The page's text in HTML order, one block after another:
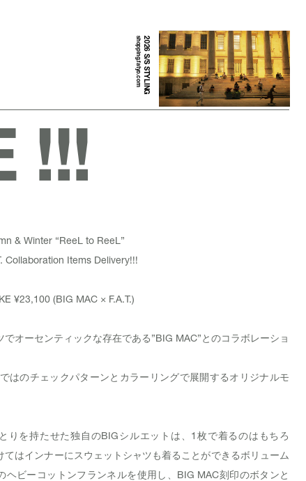
2026 S/S STYLING
shopping.fatyo.com
!!!
& Winter “ReeL to ReeL”
Collaboration Items Delivery!!!
¥23,100 (BIG MAC × F.A.T.)
でオーセンティックな存在である”BIG MAC”とのコラボレーショ
はのチェックパターンとカラーリングで展開するオリジナルモ
りを持たせた独自のBIGシルエットは、1枚で着るのはもちろ
てはインナーにスウェットシャツも着ることができるボリューム
ヘビーコットンフランネルを使用し、BIG MAC刻印のボタンと